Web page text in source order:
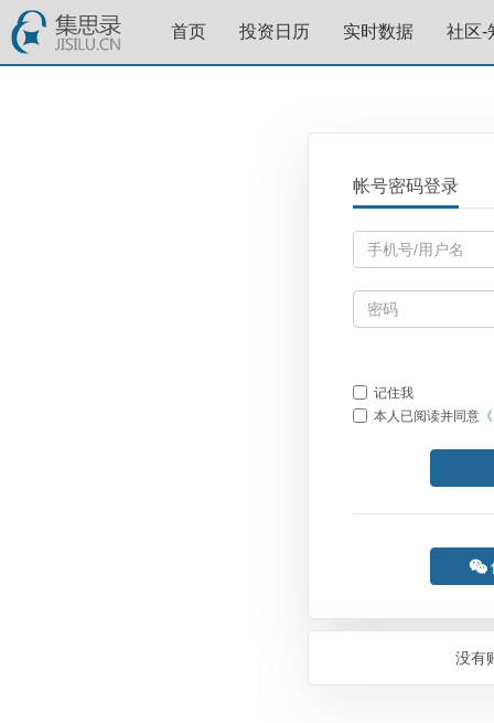
首页 投资日历 实时数据 社区-
帐号密码登录
记住我
本人已阅读并同意

没有